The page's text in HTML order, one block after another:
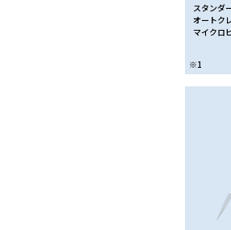
スタンダ
オートク
マイクロ
※1